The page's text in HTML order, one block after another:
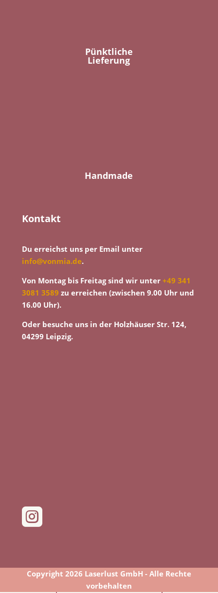
Pünktliche
Lieferung
Handmade
Kontakt
Du erreichst uns per Email unter
info@vonmia.de.
Von Montag bis Freitag sind wir unter +49 341
3081 3589 zu erreichen (zwischen 9.00 Uhr und
16.00 Uhr).
Oder besuche uns in der Holzhäuser Str. 124,
04299 Leipzig.

Copyright 2026 Laserlust GmbH - Alle Rechte
vorbehalten